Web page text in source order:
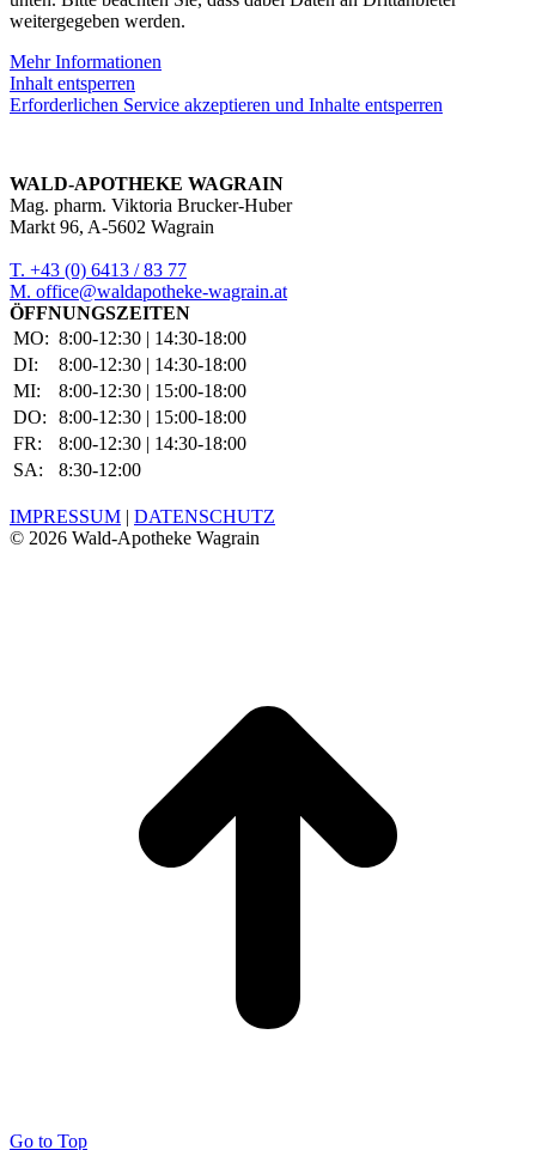
weitergegeben werden.
Mehr Informationen
Inhalt entsperren
Erforderlichen Service akzeptieren und Inhalte entsperren
WALD-APOTHEKE WAGRAIN
Mag. pharm. Viktoria Brucker-Huber
Markt 96, A-5602 Wagrain
T. +43 (0) 6413 / 83 77
M. office@waldapotheke-wagrain.at
ÖFFNUNGSZEITEN
MO: 8:00-12:30 | 14:30-18:00
DI:
8:00-12:30 | 14:30-18:00
MI:
8:00-12:30 | 15:00-18:00
DO:
8:00-12:30 | 15:00-18:00
FR:
8:00-12:30 | 14:30-18:00
SA:
8:30-12:00
IMPRESSUM | DATENSCHUTZ
© 2026 Wald-Apotheke Wagrain
Go to Top